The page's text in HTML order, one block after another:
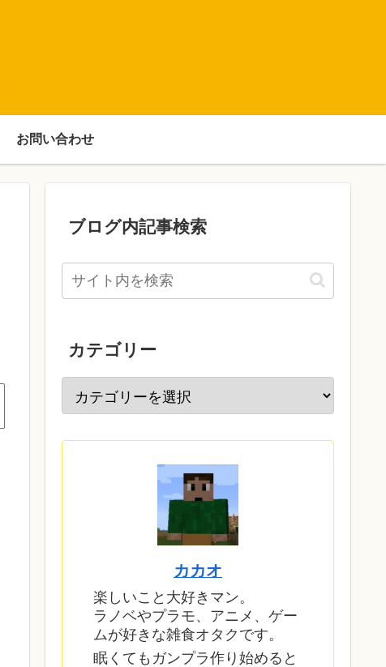
お問い合わせ
ブログ内記事検索
カテゴリー
カカオ
楽しいこと大好きマン。
ラノベやプラモ、アニメ、ゲー
ムが好きな雑食オタクです。
眠くてもガンプラ作り始めると